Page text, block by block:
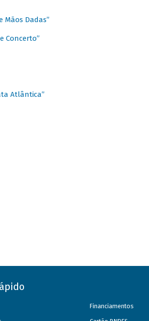
Mãos Dadas”
Concerto”
Atlântica”
Financiamentos